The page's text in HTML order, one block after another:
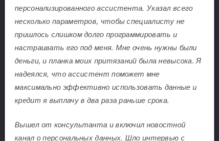
персонализированного ассистента. Указал всего
несколько параметров, чтобы специалисту не
пришлось слишком долго программировать и
настраивать его под меня. Мне очень нужны были
деньги, и планка моих притязаний была невысока. Я
надеялся, что ассистент поможет мне
максимально эффективно использовать данные и
кредит я выплачу в два раза раньше срока.
Вышел от консультанта и включил новостной
канал о персональных данных. Шло интервью с